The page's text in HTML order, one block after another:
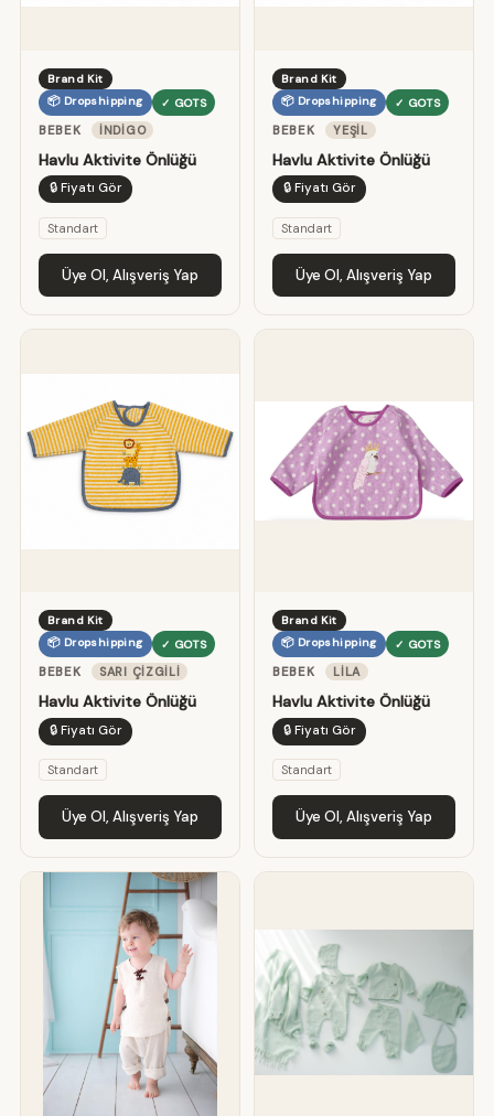
Brand Kit
📦 Dropshipping
✓ GOTS
BEBEK İNDIGO
Havlu Aktivite Önlüğü
🔒 Fiyatı Gör
Standart
Üye Ol, Alışveriş Yap
Brand Kit
📦 Dropshipping
✓ GOTS
BEBEK YEŞIL
Havlu Aktivite Önlüğü
🔒 Fiyatı Gör
Standart
Üye Ol, Alışveriş Yap
Brand Kit
📦 Dropshipping
✓ GOTS
BEBEK SARI ÇIZGILI
Havlu Aktivite Önlüğü
🔒 Fiyatı Gör
Standart
Üye Ol, Alışveriş Yap
Brand Kit
📦 Dropshipping
✓ GOTS
BEBEK LILA
Havlu Aktivite Önlüğü
🔒 Fiyatı Gör
Standart
Üye Ol, Alışveriş Yap